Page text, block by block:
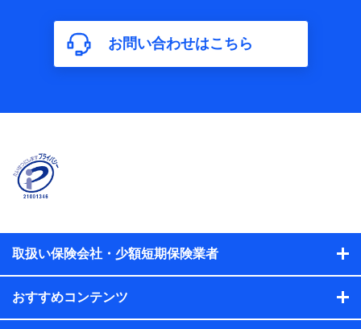
年数などの情報、ペットの種類や年齢などの情報などが含ま
れます。
【共同して利用する者の範囲】
株式会社NTTドコモ
当社又は株式会社NTTドコモが提供する保険関連サービスに
おけるユーザ登録受付および管理のため
当社又は株式会社NTTドコモと取引のあるもしくは委託を受
れらに付帯、関連する当社、株式会社NTTドコモおよび提携
会社のサービスを案内、提供するため
析して、お客さまの趣味・嗜好・傾向に応じたサービス・商
お問い合わせはこちら
取扱い保険会社・少額短期保険業者
おすすめコンテンツ